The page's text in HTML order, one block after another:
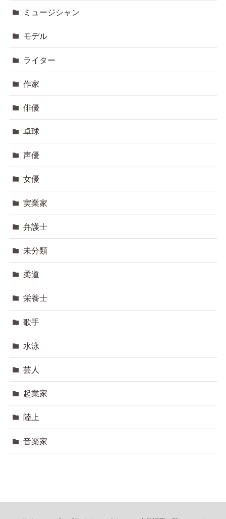
ミュージシャン
モデル
ライター
作家
俳優
卓球
声優
女優
実業家
弁護士
未分類
柔道
栄養士
歌手
水泳
芸人
起業家
陸上
音楽家